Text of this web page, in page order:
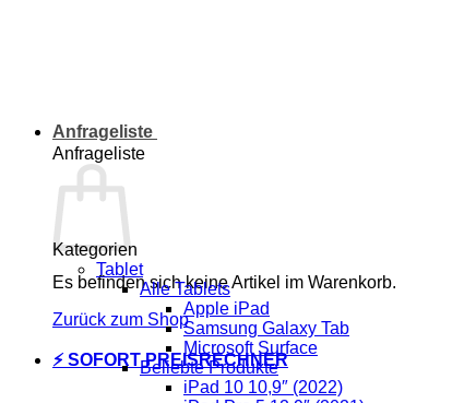
Anfrageliste
Anfrageliste
Es befinden sich keine Artikel im Warenkorb.
Zurück zum Shop
⚡ SOFORT PREISRECHNER
Kategorien
Tablet
Alle Tablets
Apple iPad
Samsung Galaxy Tab
Microsoft Surface
Beliebte Produkte
iPad 10 10,9″ (2022)